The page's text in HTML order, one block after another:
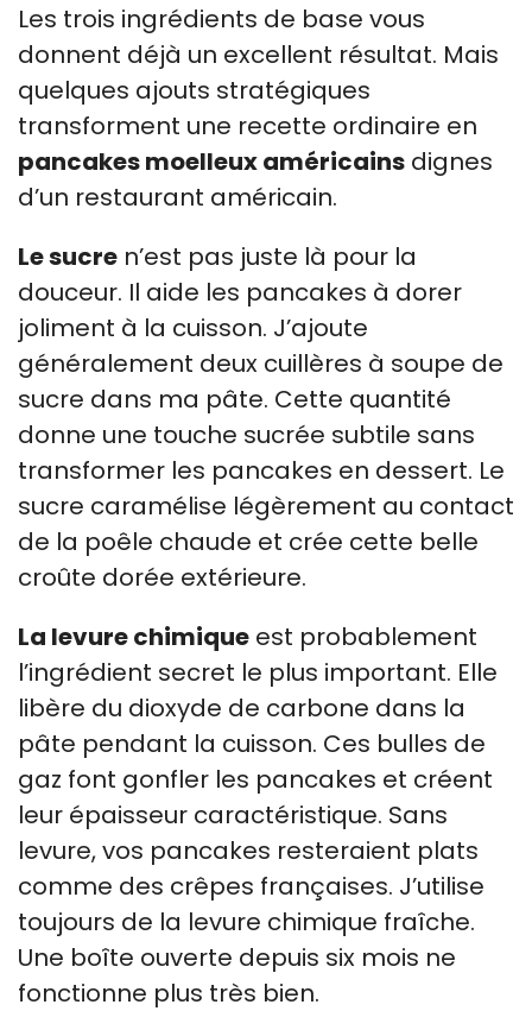
Les trois ingrédients de base vous
donnent déjà un excellent résultat. Mais
quelques ajouts stratégiques
transforment une recette ordinaire en
pancakes moelleux américains dignes
d’un restaurant américain.
Le sucre n’est pas juste là pour la
douceur. Il aide les pancakes à dorer
joliment à la cuisson. J’ajoute
généralement deux cuillères à soupe de
sucre dans ma pâte. Cette quantité
donne une touche sucrée subtile sans
transformer les pancakes en dessert. Le
sucre caramélise légèrement au contact
de la poêle chaude et crée cette belle
croûte dorée extérieure.
La levure chimique est probablement
l’ingrédient secret le plus important. Elle
libère du dioxyde de carbone dans la
pâte pendant la cuisson. Ces bulles de
gaz font gonfler les pancakes et créent
leur épaisseur caractéristique. Sans
levure, vos pancakes resteraient plats
comme des crêpes françaises. J’utilise
toujours de la levure chimique fraîche.
Une boîte ouverte depuis six mois ne
fonctionne plus très bien.